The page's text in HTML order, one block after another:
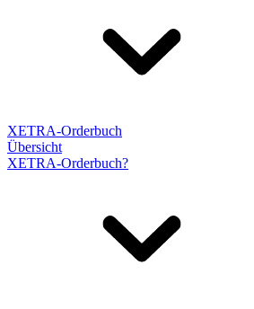
XETRA-Orderbuch
Übersicht
XETRA-Orderbuch?